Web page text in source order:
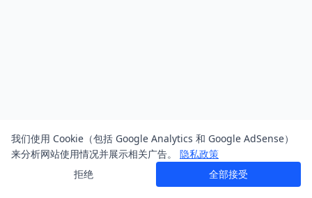
我们使用 Cookie（包括 Google Analytics 和 Google AdSense）
来分析网站使用情况并展示相关广告。
隐私政策
拒绝
全部接受